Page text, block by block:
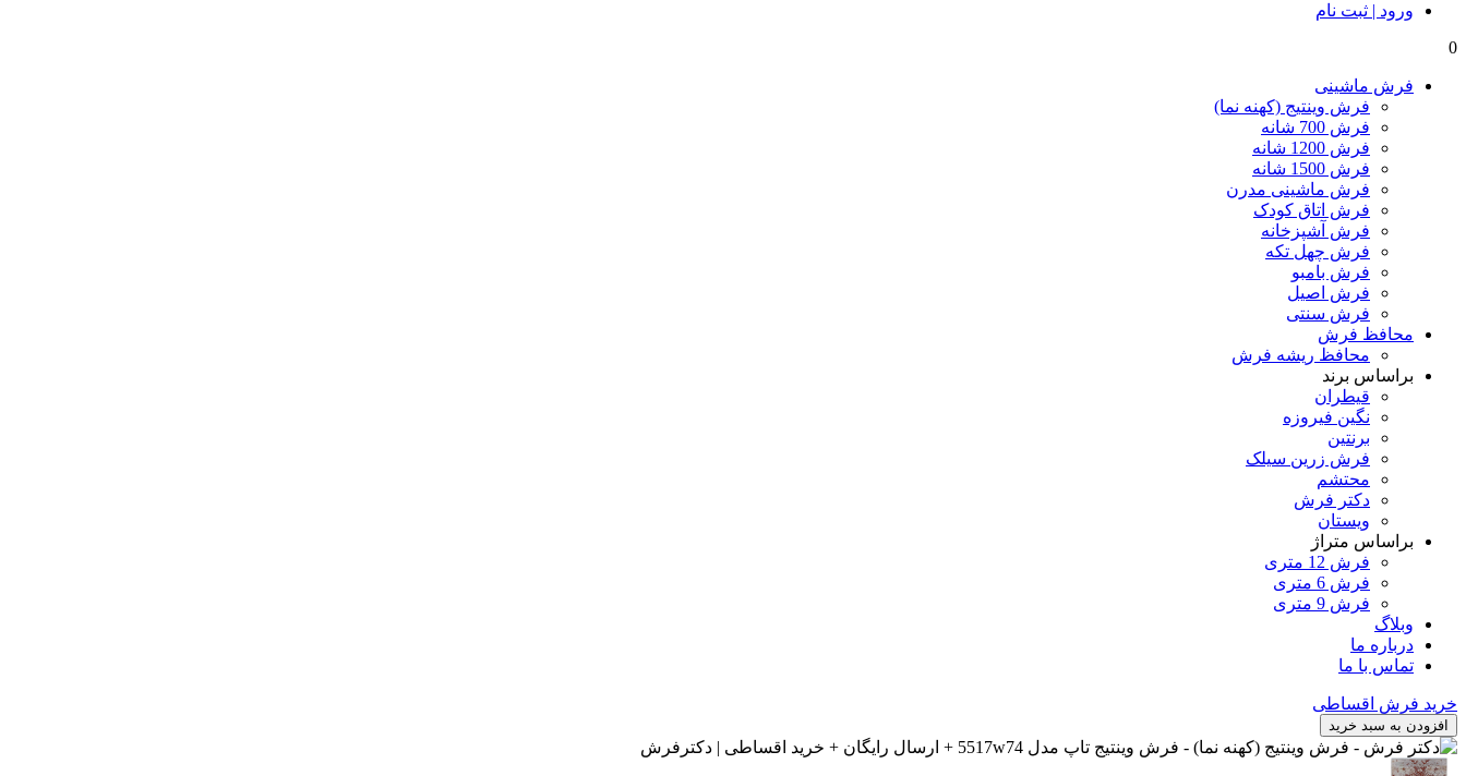
ورود | ثبت نام
0
فرش ماشینی
فرش وینتیج (کهنه نما)
فرش 700 شانه
فرش 1200 شانه
فرش 1500 شانه
فرش ماشینی مدرن
فرش اتاق کودک
فرش آشپزخانه
فرش چهل تکه
فرش بامبو
فرش اصیل
فرش سنتی
محافظ فرش
محافظ ریشه فرش
براساس برند
قیطران
نگین فیروزه
برنتین
فرش زرین سیلک
محتشم
دکتر فرش
ویستان
براساس متراژ
فرش 12 متری
فرش 6 متری
فرش 9 متری
وبلاگ
درباره ما
تماس با ما
خرید فرش اقساطی
افزودن به سبد خرید